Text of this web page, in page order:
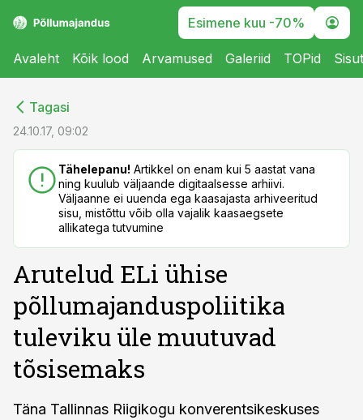
Esimene kuu -70%
Avaleht Kõik lood Arvamused Galeriid TOPid
Tagasi
24.10.17, 09:02
Tähelepanu! Artikkel on enam kui 5 aastat vana
ning kuulub väljaande digitaalsesse arhiivi.
Väljaanne ei uuenda ega kaasajasta arhiveeritud
sisu, mistõttu võib olla vajalik kaasaegsete
allikatega tutvumine
Arutelud ELi ühise
põllumajanduspoliitika
tuleviku üle muutuvad
tõsisemaks
Täna Tallinnas Riigikogu konverentsikeskuses